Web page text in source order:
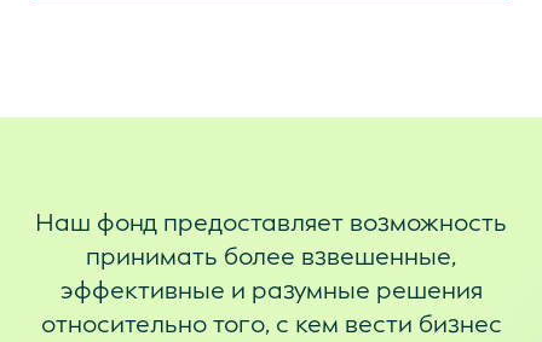
Наш фонд предоставляет возможность
принимать более взвешенные,
эффективные и разумные решения
относительно того, с кем вести бизнес